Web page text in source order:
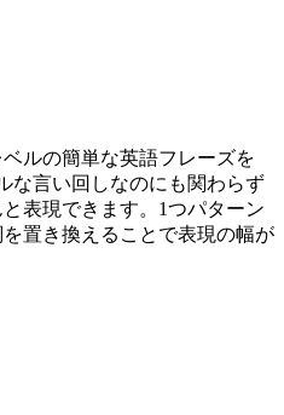
ルの簡単な英語フレーズを
な言い回しなのにも関わらず
表現できます。1つパターン
置き換えることで表現の幅が